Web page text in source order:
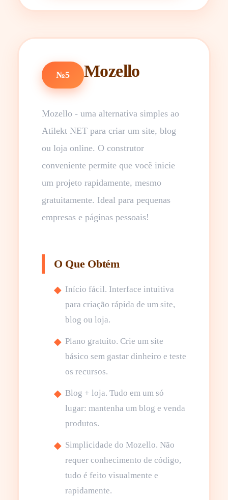
№5 Mozello
Mozello - uma alternativa simples ao
Atilekt NET para criar um site, blog
ou loja online. O construtor
conveniente permite que você inicie
um projeto rapidamente, mesmo
gratuitamente. Ideal para pequenas
empresas e páginas pessoais!
O Que Obtém
Início fácil. Interface intuitiva
para criação rápida de um site,
blog ou loja.
Plano gratuito. Crie um site
básico sem gastar dinheiro e teste
os recursos.
Blog + loja. Tudo em um só
lugar: mantenha um blog e venda
produtos.
Simplicidade do Mozello. Não
requer conhecimento de código,
tudo é feito visualmente e
rapidamente.